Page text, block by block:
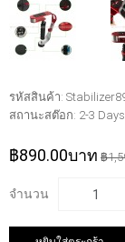
รหัสสินค้า:
สถานะสต๊อก: 2-3 Days
฿890.00บาท ฿
จำนวน